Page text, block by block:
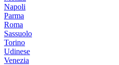
Napoli
Parma
Roma
Sassuolo
Torino
Udinese
Venezia